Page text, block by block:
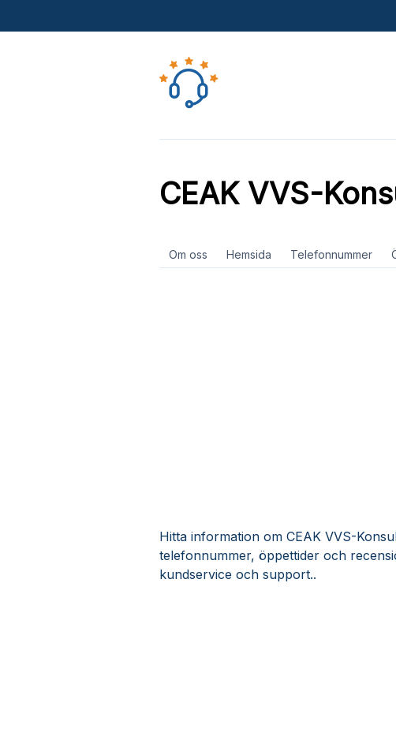
CEAK VVS-
Om oss Hemsida Telefonnummer
Hitta information om CEAK VVS-
telefonnummer, öppettider och
kundservice och support..